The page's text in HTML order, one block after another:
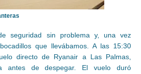
seguridad sin problema y, una vez
que llevábamos. A las 15:30
directo de Ryanair a Las Palmas,
antes de despegar. El vuelo duró